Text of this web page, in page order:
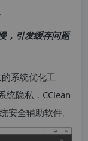
，引发缓存问题
系统优化工
统隐私，CClean
安全辅助软件。